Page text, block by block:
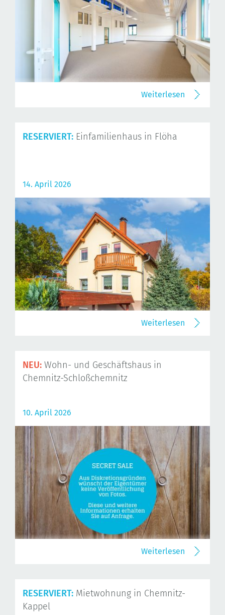
Weiterlesen
RESERVIERT: Einfamilienhaus in Flöha
14. April 2026
Weiterlesen
NEU: Wohn- und Geschäftshaus in
Chemnitz-Schloßchemnitz
10. April 2026
Weiterlesen
RESERVIERT: Mietwohnung in Chemnitz-
Kappel